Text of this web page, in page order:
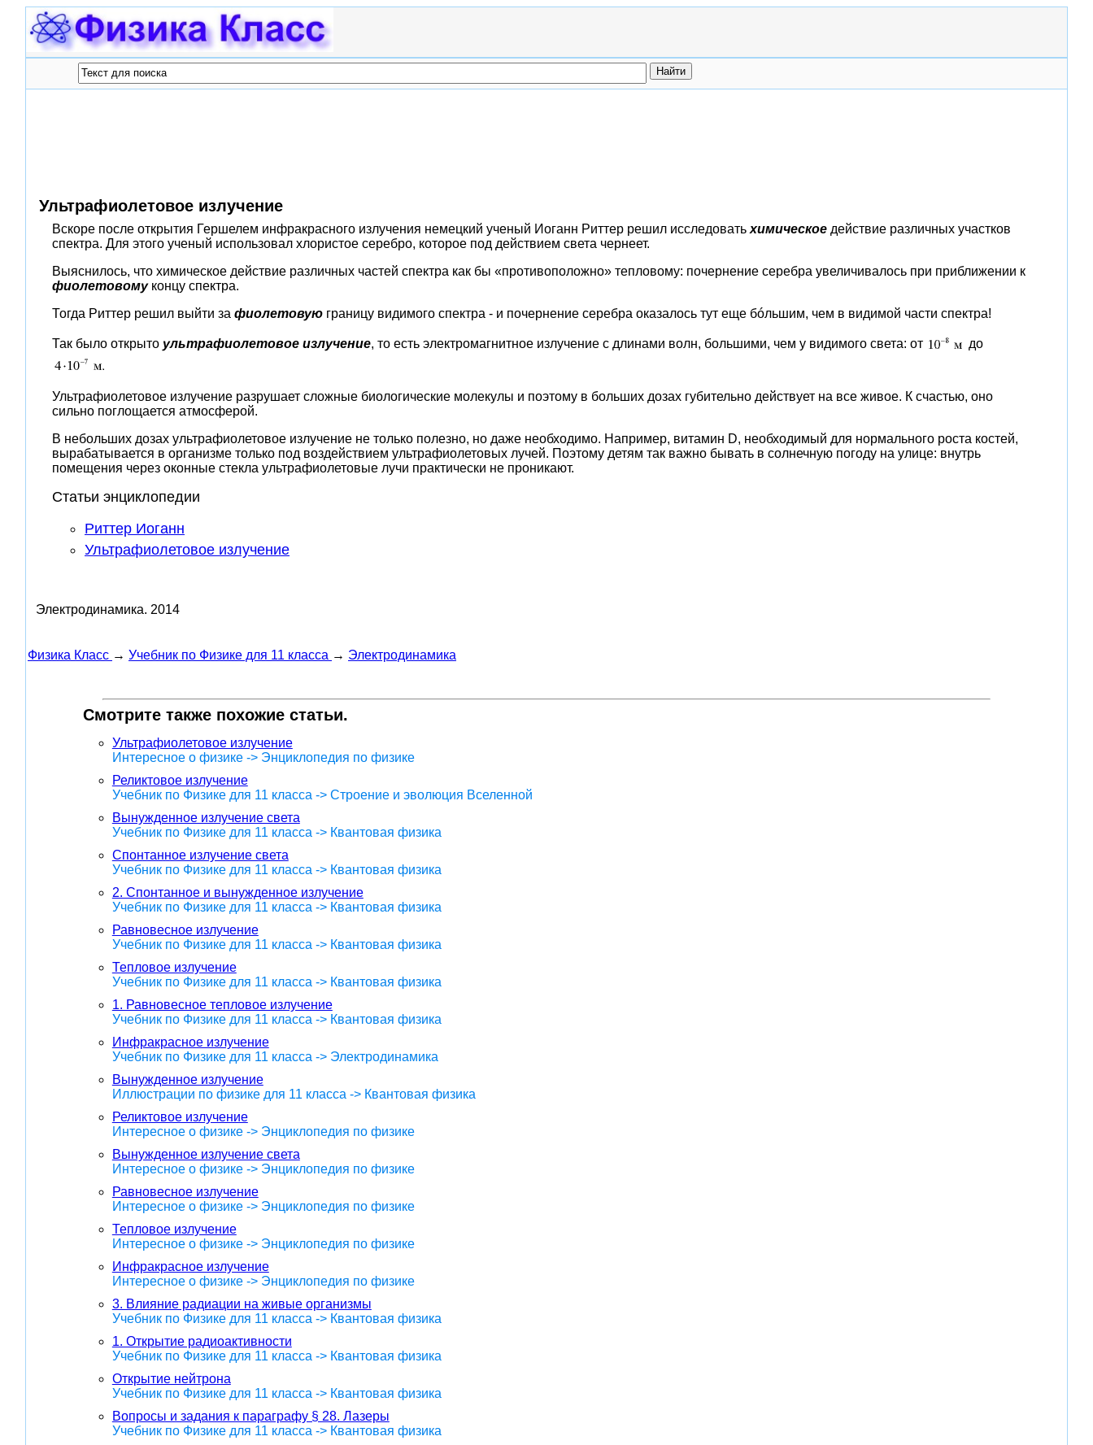
Ультрафиолетовое излучение
Вскоре после открытия Гершелем инфракрасного излучения немецкий ученый Иоганн Риттер решил исследовать химическое действие различных участков
спектра. Для этого ученый использовал хлористое серебро, которое под действием света чернеет.
Выяснилось, что химическое действие различных частей спектра как бы «противоположно» тепловому: почернение серебра увеличивалось при приближении к
фиолетовомуконцу спектра.
Тогда Риттер решил выйти за фиолетовую границу видимого спектра - и почернение серебра оказалось тут еще бóльшим, чем в видимой части спектра!
Так было открыто ультрафиолетовое излучение, то есть электромагнитное излучение с длинами волн, большими, чем у видимого света: от до
Ультрафиолетовое излучение разрушает сложные биологические молекулы и поэтому в больших дозах губительно действует на все живое. К счастью, оно
сильно поглощается атмосферой.
В небольших дозах ультрафиолетовое излучение не только полезно, но даже необходимо. Например, витамин D, необходимый для нормального роста костей,
вырабатывается в организме только под воздействием ультрафиолетовых лучей. Поэтому детям так важно бывать в солнечную погоду на улице: внутрь
помещения через оконные стекла ультрафиолетовые лучи практически не проникают.
Статьи энциклопедии
Риттер Иоганн
Ультрафиолетовое излучение
Электродинамика. 2014
Физика Класс → Учебник по Физике для 11 класса → Электродинамика
Смотрите также похожие статьи.
Ультрафиолетовое излучение
Интересное о физике -> Энциклопедия по физике
Реликтовое излучение
Учебник по Физике для 11 класса -> Строение и эволюция Вселенной
Вынужденное излучение света
Учебник по Физике для 11 класса -> Квантовая физика
Спонтанное излучение света
Учебник по Физике для 11 класса -> Квантовая физика
2. Спонтанное и вынужденное излучение
Учебник по Физике для 11 класса -> Квантовая физика
Равновесное излучение
Учебник по Физике для 11 класса -> Квантовая физика
Тепловое излучение
Учебник по Физике для 11 класса -> Квантовая физика
1. Равновесное тепловое излучение
Учебник по Физике для 11 класса -> Квантовая физика
Инфракрасное излучение
Учебник по Физике для 11 класса -> Электродинамика
Вынужденное излучение
Иллюстрации по физике для 11 класса -> Квантовая физика
Реликтовое излучение
Интересное о физике -> Энциклопедия по физике
Вынужденное излучение света
Интересное о физике -> Энциклопедия по физике
Равновесное излучение
Интересное о физике -> Энциклопедия по физике
Тепловое излучение
Интересное о физике -> Энциклопедия по физике
Инфракрасное излучение
Интересное о физике -> Энциклопедия по физике
3. Влияние радиации на живые организмы
Учебник по Физике для 11 класса -> Квантовая физика
1. Открытие радиоактивности
Учебник по Физике для 11 класса -> Квантовая физика
Открытие нейтрона
Учебник по Физике для 11 класса -> Квантовая физика
Вопросы и задания к параграфу § 28. Лазеры
Учебник по Физике для 11 класса -> Квантовая физика